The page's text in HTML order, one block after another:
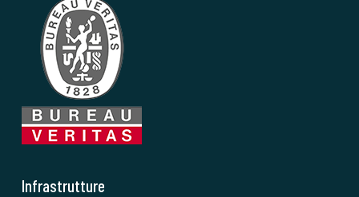
Infrastrutture